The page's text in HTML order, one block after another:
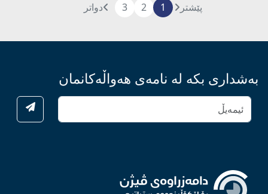
پێشتر 1
2
3 دواتر
بەشداری بکە لە نامەی هەواڵەکانمان